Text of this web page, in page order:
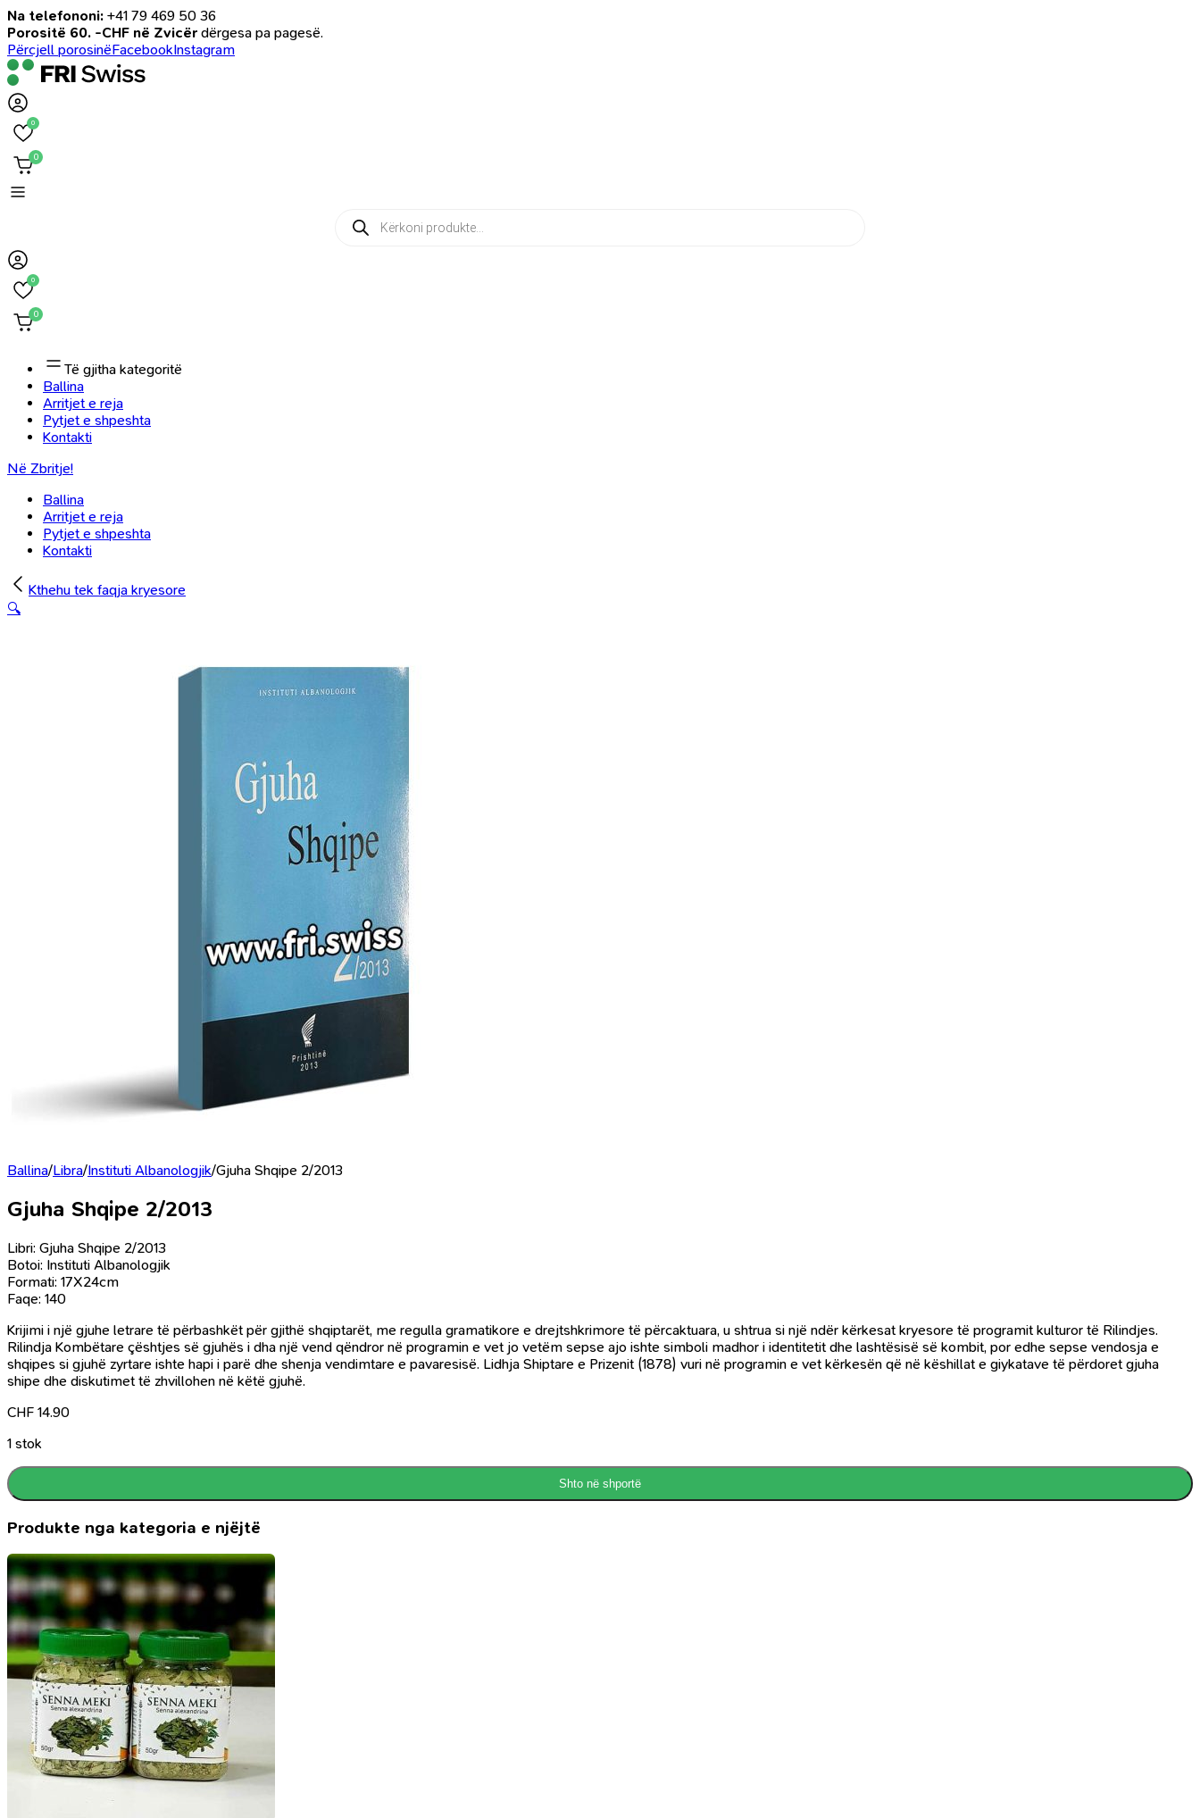
Na telefononi: +41 79 469 50 36
Porositë 60. -CHF në Zvicër dërgesa pa pagesë.
Përcjell porosinëFacebookInstagram
0
0
Products
search
0
0
Të gjitha kategoritë
Ballina
Arritjet e reja
Pytjet e shpeshta
Kontakti
Në Zbritje!
Ballina
Arritjet e reja
Pytjet e shpeshta
Kontakti
Kthehu tek faqja kryesore
🔍
Ballina/Libra/Instituti Albanologjik/Gjuha Shqipe 2/2013
Gjuha Shqipe 2/2013
Libri: Gjuha Shqipe 2/2013
Botoi: Instituti Albanologjik
Formati: 17X24cm
Faqe: 140
Krijimi i një gjuhe letrare të përbashkët për gjithë shqiptarët, me regulla gramatikore e drejtshkrimore të përcaktuara, u shtrua si një ndër kërkesat kryesore të programit kulturor të Rilindjes.
Rilindja Kombëtare çështjes së gjuhës i dha një vend qëndror në programin e vet jo vetëm sepse ajo ishte simboli madhor i identitetit dhe lashtësisë së kombit, por edhe sepse vendosja e
shqipes si gjuhë zyrtare ishte hapi i parë dhe shenja vendimtare e pavaresisë. Lidhja Shiptare e Prizenit (1878) vuri në programin e vet kërkesën që në këshillat e giykatave të përdoret gjuha
shipe dhe diskutimet të zhvillohen në këtë gjuhë.
CHF 14.90
1 stok
Shto në shportë
Produkte nga kategoria e njëjtë